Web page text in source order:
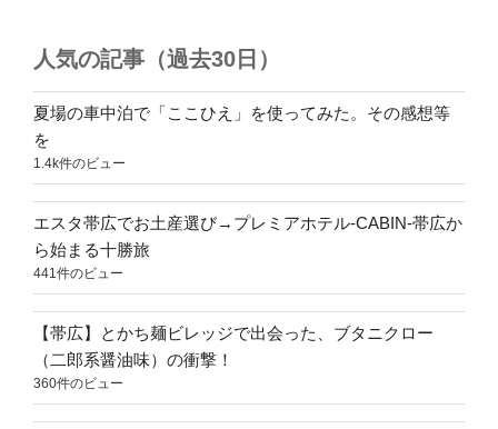
人気の記事（過去30日）
夏場の車中泊で「ここひえ」を使ってみた。その感想等
を
1.4k件のビュー
エスタ帯広でお土産選び→プレミアホテル-CABIN-帯広か
ら始まる十勝旅
441件のビュー
【帯広】とかち麺ビレッジで出会った、ブタニクロー
（二郎系醤油味）の衝撃！
360件のビュー